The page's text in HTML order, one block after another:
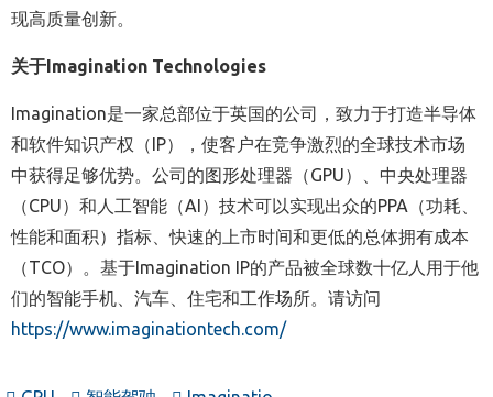
现高质量创新。
关于Imagination Technologies
Imagination是一家总部位于英国的公司，致力于打造半导体
和软件知识产权（IP），使客户在竞争激烈的全球技术市场
中获得足够优势。公司的图形处理器（GPU）、中央处理器
（CPU）和人工智能（AI）技术可以实现出众的PPA（功耗、
性能和面积）指标、快速的上市时间和更低的总体拥有成本
（TCO）。基于Imagination IP的产品被全球数十亿人用于他
们的智能手机、汽车、住宅和工作场所。请访问
https://www.imaginationtech.com/